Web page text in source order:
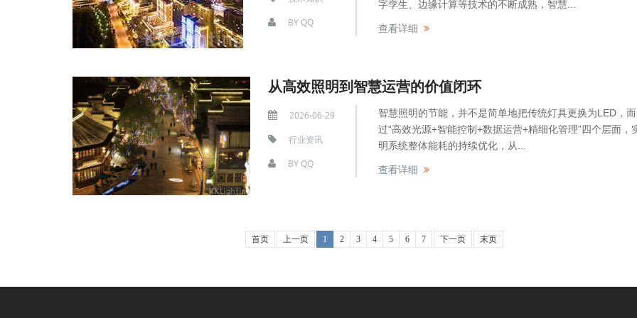
BY QQ
字孪生、边缘计算等技术的不断成熟，智慧...
查看详细
从高效照明到智慧运营的价值闭环
2026-06-29
行业资讯
BY QQ
智慧照明的节能，并不是简单地把传统灯具更换为LED，
过“高效光源+智能控制+数据运营+精细化管理”四个层面，
明系统整体能耗的持续优化，从...
查看详细
首页 上一页 1 2 3 4 5 6 7 下一页 末页